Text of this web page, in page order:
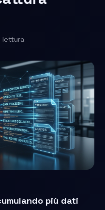
lettura
più dati